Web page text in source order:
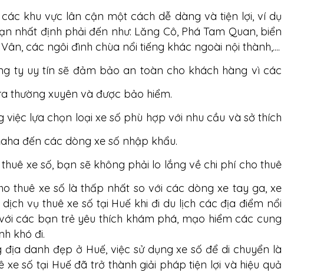
khu vực lân cận một cách dễ dàng và tiện lợi, ví dụ
nhất định phải đến như: Lăng Cô, Phá Tam Quan, biển
các ngôi đình chùa nổi tiếng khác ngoài nội thành,....
ty uy tín sẽ đảm bảo an toàn cho khách hàng vì các
thường xuyên và được bảo hiểm.
việc lựa chọn loại xe số phù hợp với nhu cầu và sở thích
đến các dòng xe số nhập khẩu.
xe số, bạn sẽ không phải lo lắng về chi phí cho thuê
thuê xe số là thấp nhất so với các dòng xe tay ga, xe
vụ thuê xe số tại Huế khi đi du lịch các địa điểm nổi
các bạn trẻ yêu thích khám phá, mạo hiểm các cung
khó đi.
danh đẹp ở Huế, việc sử dụng xe số để di chuyển là
xe số tại Huế đã trở thành giải pháp tiện lợi và hiệu quả